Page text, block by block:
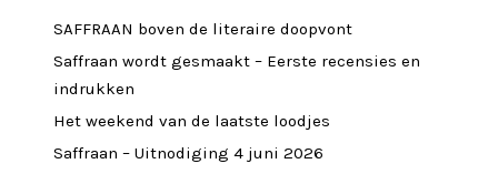
SAFFRAAN boven de literaire doopvont
Saffraan wordt gesmaakt – Eerste recensies en
indrukken
Het weekend van de laatste loodjes
Saffraan – Uitnodiging 4 juni 2026